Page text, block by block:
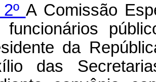
A Comissão
funcionários
da
das